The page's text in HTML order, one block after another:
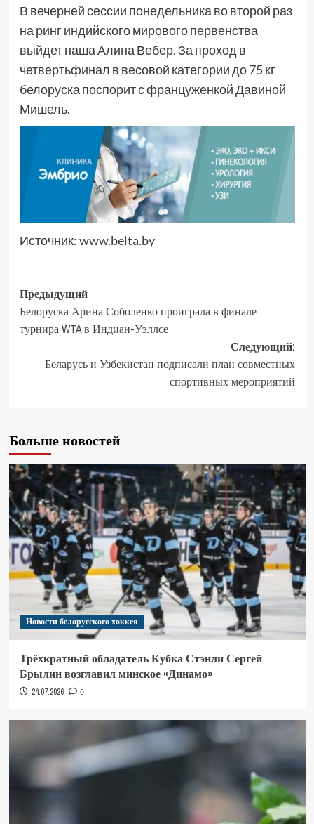
В вечерней сессии понедельника во второй раз
на ринг индийского мирового первенства
выйдет наша Алина Вебер. За проход в
четвертьфинал в весовой категории до 75 кг
белоруска поспорит с француженкой Давиной
Мишель.
Источник:www.belta.by
Предыдущий
Белоруска Арина Соболенко проиграла в финале
турнира WTA в Индиан-Уэллсе
Следующий:
Беларусь и Узбекистан подписали план совместных
спортивных мероприятий
Больше новостей
Новости белорусского хоккея
Трёхкратный обладатель Кубка Стэнли Сергей
Брылин возглавил минское «Динамо»
24.07.2026 0